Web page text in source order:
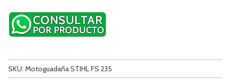
SKU: Motoguadaña STIHL FS 235